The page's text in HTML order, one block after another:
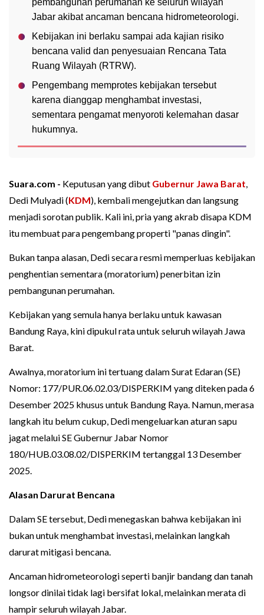
Jabar akibat ancaman bencana hidrometeorologi.
Kebijakan ini berlaku sampai ada kajian risiko
bencana valid dan penyesuaian Rencana Tata
Ruang Wilayah (RTRW).
Pengembang memprotes kebijakan tersebut
karena dianggap menghambat investasi,
sementara pengamat menyoroti kelemahan dasar
hukumnya.
Suara.com - Keputusan yang dibut Gubernur Jawa Barat
Dedi Mulyadi (KDM), kembali mengejutkan dan langsung
menjadi sorotan publik. Kali ini, pria yang akrab disapa KDM
itu membuat para pengembang properti "panas dingin".
Bukan tanpa alasan, Dedi secara resmi memperluas kebijakan
penghentian sementara (moratorium) penerbitan izin
pembangunan perumahan.
Kebijakan yang semula hanya berlaku untuk kawasan
Bandung Raya, kini dipukul rata untuk seluruh wilayah Jawa
Barat.
Awalnya, moratorium ini tertuang dalam Surat Edaran (SE)
Nomor: 177/PUR.06.02.03/DISPERKIM yang diteken pada 6
Desember 2025 khusus untuk Bandung Raya. Namun, merasa
langkah itu belum cukup, Dedi mengeluarkan aturan sapu
jagat melalui SE Gubernur Jabar Nomor
180/HUB.03.08.02/DISPERKIM tertanggal 13 Desember
2025.
Alasan Darurat Bencana
Dalam SE tersebut, Dedi menegaskan bahwa kebijakan ini
bukan untuk menghambat investasi, melainkan langkah
darurat mitigasi bencana.
Ancaman hidrometeorologi seperti banjir bandang dan tanah
longsor dinilai tidak lagi bersifat lokal, melainkan merata di
hampir seluruh wilayah Jabar.